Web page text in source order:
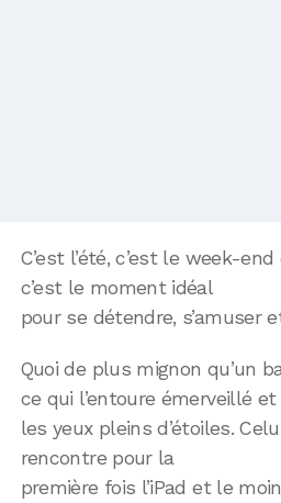
C’est l’été, c’est le week-
c’est le moment idéal
pour se détendre, s’amuser
Quoi de plus mignon qu’un
ce qui l’entoure émerveillé et
les yeux pleins d’étoiles.
rencontre pour la
première fois l’iPad et le